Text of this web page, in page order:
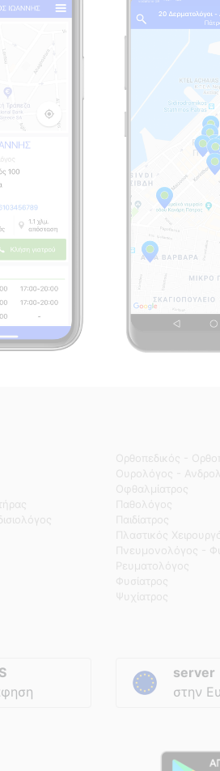
Ορθοπεδικός -
Ουρολόγος -
Οφθαλμίατρος
Παθολόγος
Παιδίατρος
Πλαστικός
Πνευμονολόγος -
Ρευματολόγος
Φυσίατρος
Ψυχίατρος
server
στην